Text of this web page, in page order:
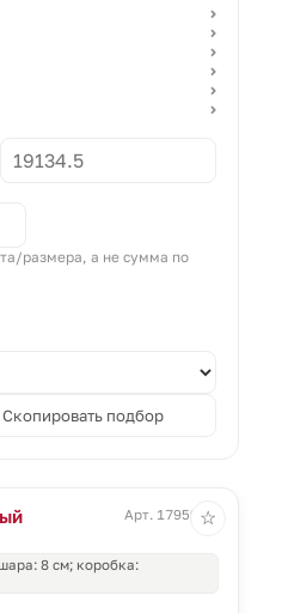
⌄
⌄
⌄
⌄
⌄
⌄
размера, а не сумма по
Скопировать подбор
Арт. 17959.60
8 см; коробка:
☆